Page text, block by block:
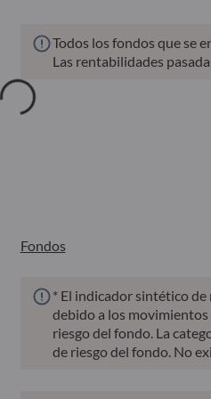
Todos los fondos que se
Las rentabilidades
Fondos
* El indicador sintético
debido a los movimientos
riesgo del fondo. La
de riesgo del fondo. No